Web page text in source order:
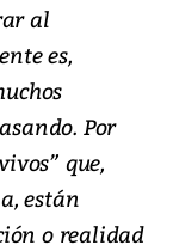
al
es,
Por
que,
están
o realidad